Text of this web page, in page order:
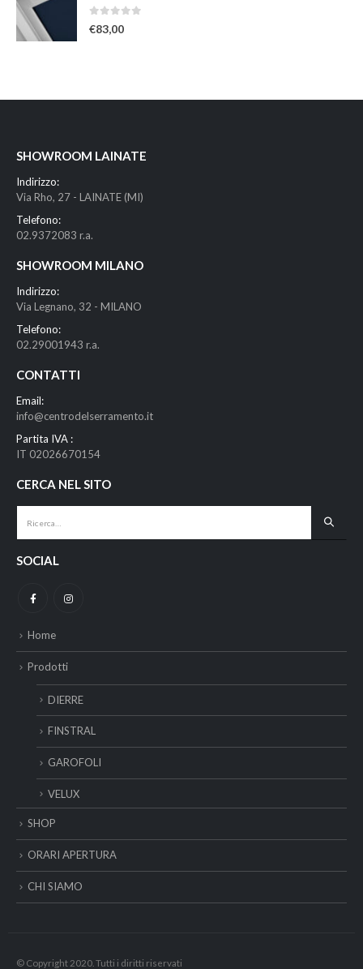
€83,00
SHOWROOM LAINATE
Indirizzo:
Via Rho, 27 - LAINATE (MI)
Telefono:
02.9372083 r.a.
SHOWROOM MILANO
Indirizzo:
Via Legnano, 32 - MILANO
Telefono:
02.29001943 r.a.
CONTATTI
Email:
info@centrodelserramento.it
Partita IVA :
IT 02026670154
CERCA NEL SITO
SOCIAL
Home
Prodotti
DIERRE
FINSTRAL
GAROFOLI
VELUX
SHOP
ORARI APERTURA
CHI SIAMO
© Copyright 2020. Tutti i diritti riservati